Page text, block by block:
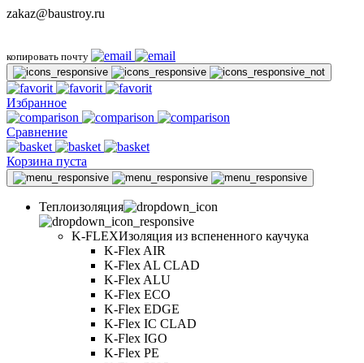
zakaz@baustroy.ru
копировать почту
Избранное
Сравнение
Корзина пуста
Теплоизоляция
K-FLEXИзоляция из вспененного каучука
K-Flex AIR
K-Flex AL CLAD
K-Flex ALU
K-Flex ECO
K-Flex EDGE
K-Flex IC CLAD
K-Flex IGO
K-Flex PE